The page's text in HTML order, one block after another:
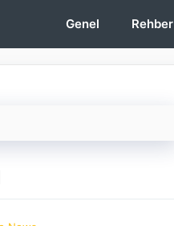
Genel Rehber